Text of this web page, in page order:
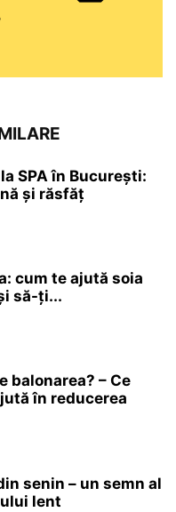
SPA în București:
și răsfăț
cum te ajută soia
să-ți...
balonarea? – Ce
în reducerea
senin – un semn al
lent